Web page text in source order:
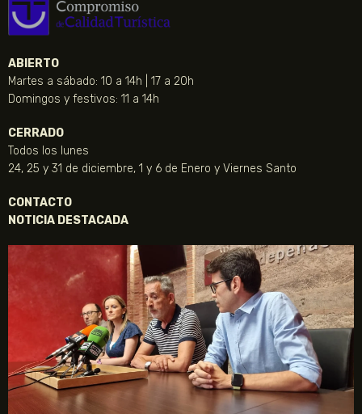
ABIERTO
Martes a sábado: 10 a 14h | 17 a 20h
Domingos y festivos: 11 a 14h
CERRADO
Todos los lunes
24, 25 y 31 de diciembre, 1 y 6 de Enero y Viernes Santo
CONTACTO
NOTICIA DESTACADA